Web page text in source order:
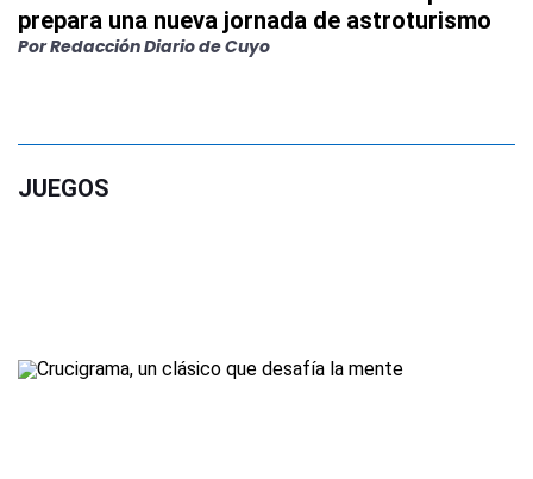
prepara una nueva jornada de astroturismo
Por Redacción Diario de Cuyo
JUEGOS